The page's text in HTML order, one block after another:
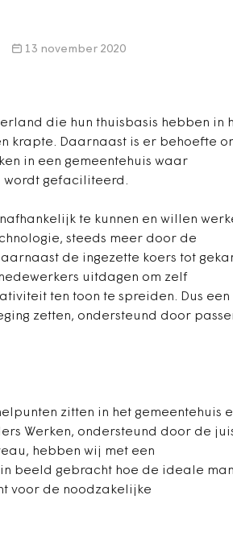
13 november 2020
die hun thuisbasis hebben in
krapte. Daarnaast is er behoefte
in een gemeentehuis waar
wordt gefaciliteerd.
te kunnen en willen
steeds meer door de
de ingezette koers tot
uitdagen om zelf
ten toon te spreiden. Dus een
zetten, ondersteund door
zitten in het gemeentehuis
Werken, ondersteund door de
hebben wij met een
beeld gebracht hoe de ideale
voor de noodzakelijke